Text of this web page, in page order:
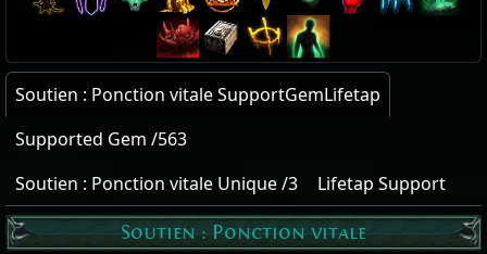
Soutien : Ponction vitale SupportGemLifetap
Supported Gem /563
Soutien : Ponction vitale Unique /3
Lifetap Support
Soutien : Ponction vitale